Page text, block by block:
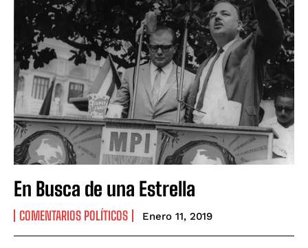
En Busca de una Estrella
COMENTARIOS POLÍTICOS Enero 11, 2019